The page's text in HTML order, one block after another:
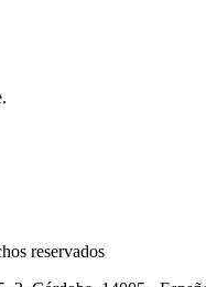
reservados